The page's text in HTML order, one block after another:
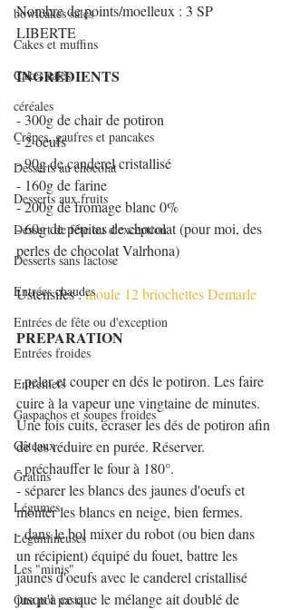
bowlcakes salés
Cakes et muffins
Cakes salés
céréales
Crêpes, gaufres et pancakes
Desserts au chocolat
Desserts aux fruits
Dessert de fête ou d'exception
Desserts sans lactose
Entrées chaudes
Entrées de fête ou d'exception
Entrées froides
Entremets
Gaspachos et soupes froides
Gâteaux
Gratins
Légumes
Légumineuses
Les "minis"
One pot pasta
Nombre de points/moelleux : 3 SP
LIBERTE
INGREDIENTS
- 300g de chair de potiron
- 2 oeufs
- 90g de canderel cristallisé
- 160g de farine
- 200g de fromage blanc 0%
- 60g de pépites de chocolat (pour moi, des
perles de chocolat Valrhona)
Ustensiles : moule 12 briochettes Demarle
PREPARATION
- peler et couper en dés le potiron. Les faire
cuire à la vapeur une vingtaine de minutes.
Une fois cuits, écraser les dés de potiron afin
de les réduire en purée. Réserver.
- préchauffer le four à 180°.
- séparer les blancs des jaunes d'oeufs et
monter les blancs en neige, bien fermes.
- dans le bol mixer du robot (ou bien dans
un récipient) équipé du fouet, battre les
jaunes d'oeufs avec le canderel cristallisé
jusqu'à ce que le mélange ait doublé de